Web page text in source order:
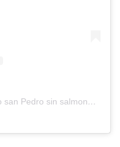
Una publicación compartida de Río san Pedro sin salmoneras (@riosanpedrosinsalmoneras)